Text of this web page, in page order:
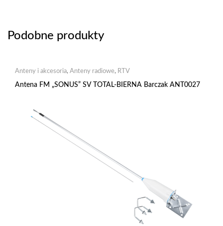
Podobne produkty
Anteny i akcesoria, Anteny radiowe, RTV
Antena FM „SONUS” SV TOTAL-BIERNA Barczak ANT0027